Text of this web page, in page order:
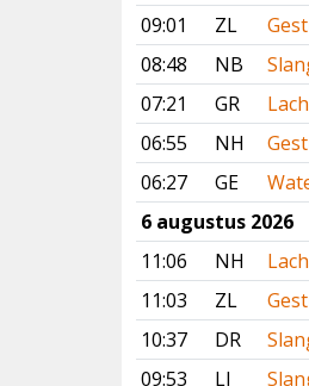
09:01
ZL
08:48
NB
07:21
GR
06:55
NH
06:27
GE
6 augustus 2026
11:06
NH
11:03
ZL
10:37
DR
09:53
LI